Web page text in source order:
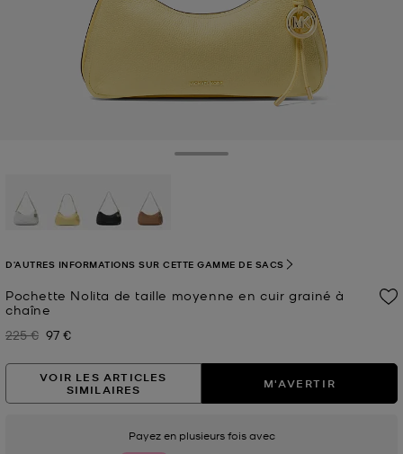
Pochette Nolita de taille moyenne en cuir grainé à
chaîne
Prix initial
225 € Prix actuel
97 €
D'AUTRES INFORMATIONS SUR CETTE GAMME DE SACS
VOIR LES ARTICLES
SIMILAIRES
M'AVERTIR
Payez en plusieurs fois avec